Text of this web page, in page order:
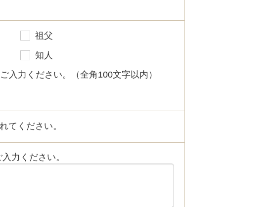
祖父
知人
力ください。（全角100文字以内）
てください。
力ください。